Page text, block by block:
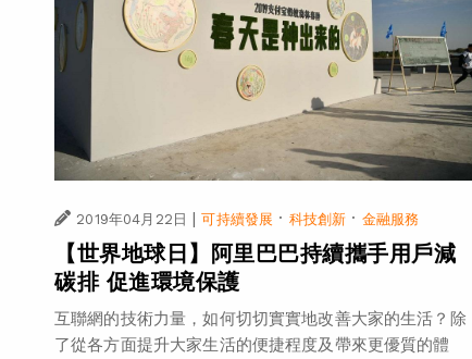
2019年04月22日 | 可持續發展 · 科技創新 · 金融服務
【世界地球日】阿里巴巴持續攜手用戶減
碳排 促進環境保護
互聯網的技術力量，如何切切實實地改善大家的生活？除
了從各方面提升大家生活的便捷程度及帶來更優質的體